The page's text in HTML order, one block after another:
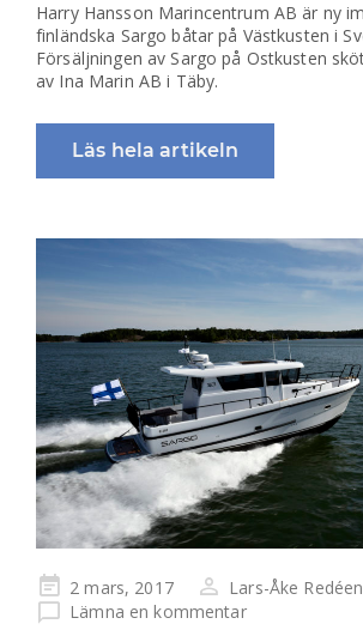
Harry Hansson Marincentrum AB är ny
finländska Sargo båtar på Västkusten i
Försäljningen av Sargo på Ostkusten
av Ina Marin AB i Täby.
Läs hela artikeln
Publicerad
på
2 mars, 2017 Lars-Åke Redéen
Lämna en kommentar